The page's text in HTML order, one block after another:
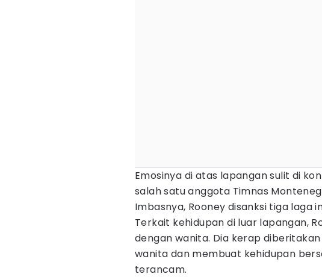
Emosinya di atas lapangan sulit di
salah satu anggota Timnas
Imbasnya, Rooney disanksi tiga laga
Terkait kehidupan di luar lapangan,
dengan wanita. Dia kerap
wanita dan membuat kehidupan
terancam.